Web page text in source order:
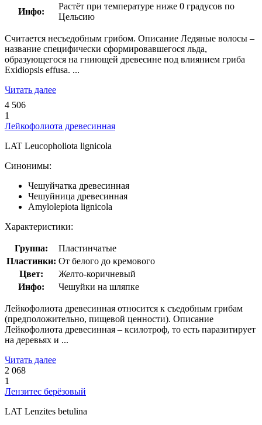
Инфо:
Растёт при температуре ниже 0 градусов по
Цельсию
Считается несъедобным грибом. Описание Ледяные волосы –
название специфически сформировавшегося льда,
образующегося на гниющей древесине под влиянием гриба
Exidiopsis effusa. ...
Читать далее
4 506
1
Лейкофолиота древесинная
LAT Leucopholiota lignicola
Синонимы:
Чешуйчатка древесинная
Чешуйница древесинная
Amylolepiota lignicola
Характеристики:
Группа:
Пластинчатые
Пластинки: От белого до кремового
Цвет:
Желто-коричневый
Инфо:
Чешуйки на шляпке
Лейкофолиота древесинная относится к съедобным грибам
(предположительно, пищевой ценности). Описание
Лейкофолиота древесинная – ксилотроф, то есть паразитирует
на деревьях и ...
Читать далее
2 068
1
Лензитес берёзовый
LAT Lenzites betulina